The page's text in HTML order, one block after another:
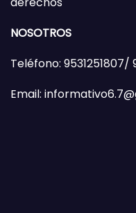
NOSOTROS
Teléfono: 9531251807/
Email: